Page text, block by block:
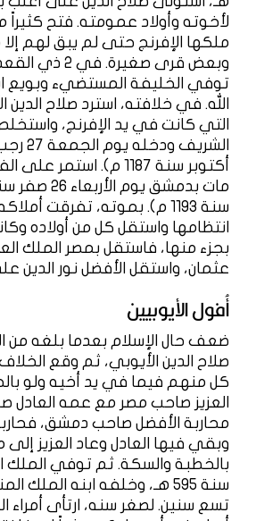
لأخوته وأولاد عمومته. فتح كثيراً
ملكها الإفرنج حتى لم يبق لهم
توفي الخليفة المستضيء وبويع
الله. في خلافته، استرد صلاح الدين
التي كانت في يد الإفرنج،
أكتوبر سنة 1187 م).
سنة 1193 م). بموته، تفرقت
انتظامها واستقل كل من أولاده
بجزء منها، فاستقل بمصر الملك
عثمان، واستقل الأفضل نور الدين
أُفول الأيوبيين
ضعف حال الإسلام بعدما بلغه من
صلاح الدين الأيوبي، ثم وقع
كل منهم فيما في يد أخيه ولو
العزيز صاحب مصر مع عمه العادل
محاربة الأفضل صاحب دمشق،
وبقي فيها العادل وعاد العزيز
بالخطبة والسكة. ثم توفي الملك
سنة 595 هـ، وخلفه ابنه
تسع سنين. لصغر سنه، ارتأى أمراء